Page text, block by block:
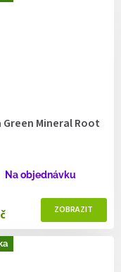
Green Mineral Root
Na objednávku